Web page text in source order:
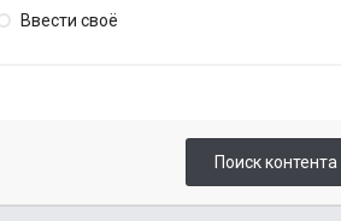
Ввести своё
Поиск контента